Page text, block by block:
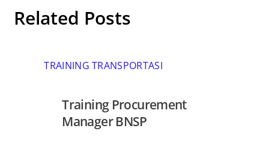
Related Posts
TRAINING TRANSPORTASI
Training Procurement
Manager BNSP